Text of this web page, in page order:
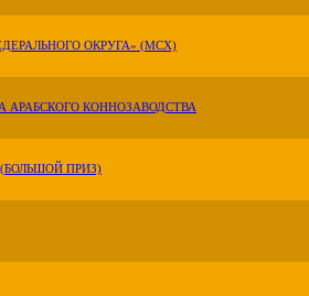
ОКРУГА» (МСХ)
АРАБСКОГО КОННОЗАВОДСТВА
ПРИЗ)